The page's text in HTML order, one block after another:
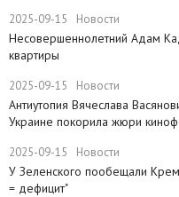
2025-09-15 Новости
Несовершеннолетний Адам
квартиры
2025-09-15 Новости
Антиутопия Вячеслава
Украине покорила жюри
2025-09-15 Новости
​У Зеленского пообещали
= дефицит"